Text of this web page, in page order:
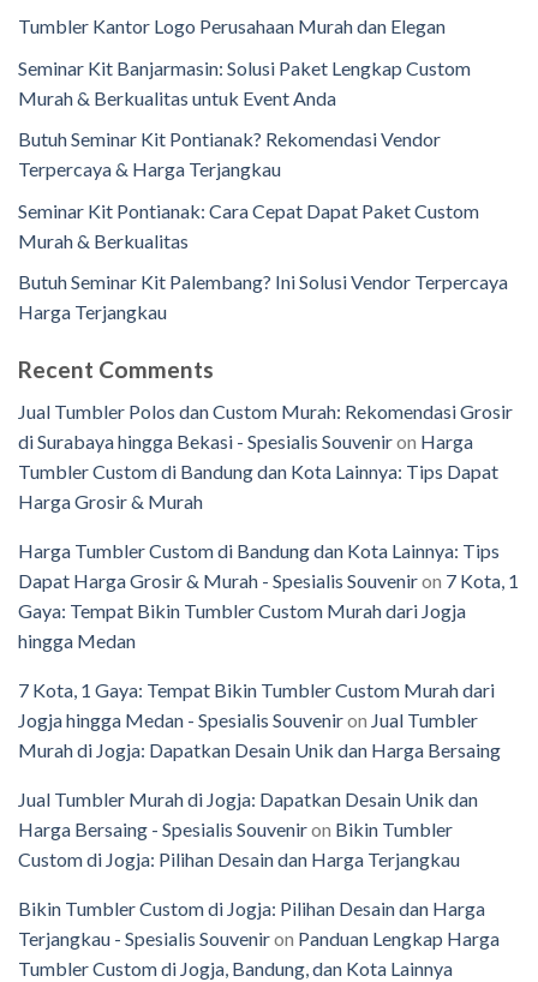
Tumbler Kantor Logo Perusahaan Murah dan Elegan
Seminar Kit Banjarmasin: Solusi Paket Lengkap Custom
Murah & Berkualitas untuk Event Anda
Butuh Seminar Kit Pontianak? Rekomendasi Vendor
Terpercaya & Harga Terjangkau
Seminar Kit Pontianak: Cara Cepat Dapat Paket Custom
Murah & Berkualitas
Butuh Seminar Kit Palembang? Ini Solusi Vendor Terpercaya
Harga Terjangkau
Recent Comments
Jual Tumbler Polos dan Custom Murah: Rekomendasi Grosir
di Surabaya hingga Bekasi - Spesialis Souveniron Harga
Tumbler Custom di Bandung dan Kota Lainnya: Tips Dapat
Harga Grosir & Murah
Harga Tumbler Custom di Bandung dan Kota Lainnya: Tips
Dapat Harga Grosir & Murah - Spesialis Souveniron 7 Kota, 1
Gaya: Tempat Bikin Tumbler Custom Murah dari Jogja
hingga Medan
7 Kota, 1 Gaya: Tempat Bikin Tumbler Custom Murah dari
Jogja hingga Medan - Spesialis Souveniron Jual Tumbler
Murah di Jogja: Dapatkan Desain Unik dan Harga Bersaing
Jual Tumbler Murah di Jogja: Dapatkan Desain Unik dan
Harga Bersaing - Spesialis Souveniron Bikin Tumbler
Custom di Jogja: Pilihan Desain dan Harga Terjangkau
Bikin Tumbler Custom di Jogja: Pilihan Desain dan Harga
Terjangkau - Spesialis Souveniron Panduan Lengkap Harga
Tumbler Custom di Jogja, Bandung, dan Kota Lainnya